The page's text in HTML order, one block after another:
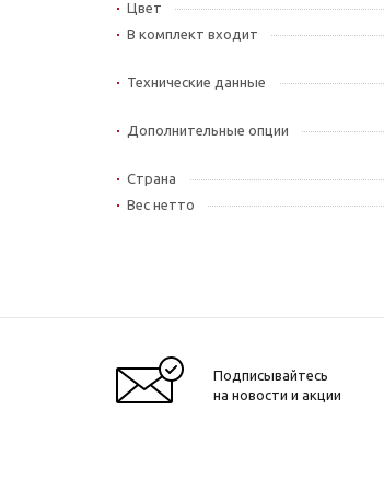
Цвет
В комплект входит
Технические данные
Дополнительные опции
Страна
Вес нетто
Подписывайтесь
на новости и акции